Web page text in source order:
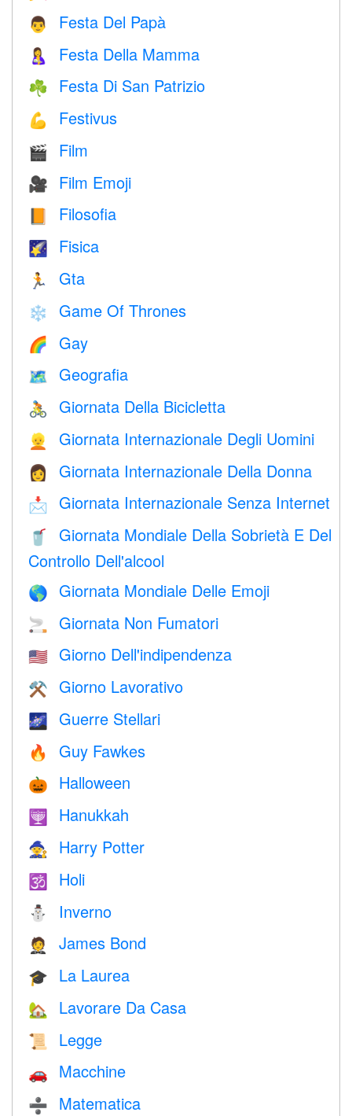
👨 Festa Del Papà
🤱 Festa Della Mamma
☘️ Festa Di San Patrizio
💪 Festivus
🎬 Film
🎥 Film Emoji
📙 Filosofia
🌠 Fisica
🏃 Gta
❄️ Game Of Thrones
🌈 Gay
🗺 Geografia
🚴 Giornata Della Bicicletta
👱 Giornata Internazionale Degli Uomini
👩 Giornata Internazionale Della Donna
📩 Giornata Internazionale Senza Internet
🥤
Giornata Mondiale Della Sobrietà E Del
Controllo Dell'alcool
🌎 Giornata Mondiale Delle Emoji
🚬 Giornata Non Fumatori
🇺🇸 Giorno Dell'indipendenza
⚒️ Giorno Lavorativo
🌌 Guerre Stellari
🔥 Guy Fawkes
🎃 Halloween
🕎 Hanukkah
🧙 Harry Potter
🕉 Holi
⛄ Inverno
🤵 James Bond
🎓 La Laurea
🏡 Lavorare Da Casa
📜 Legge
🚗 Macchine
➗ Matematica